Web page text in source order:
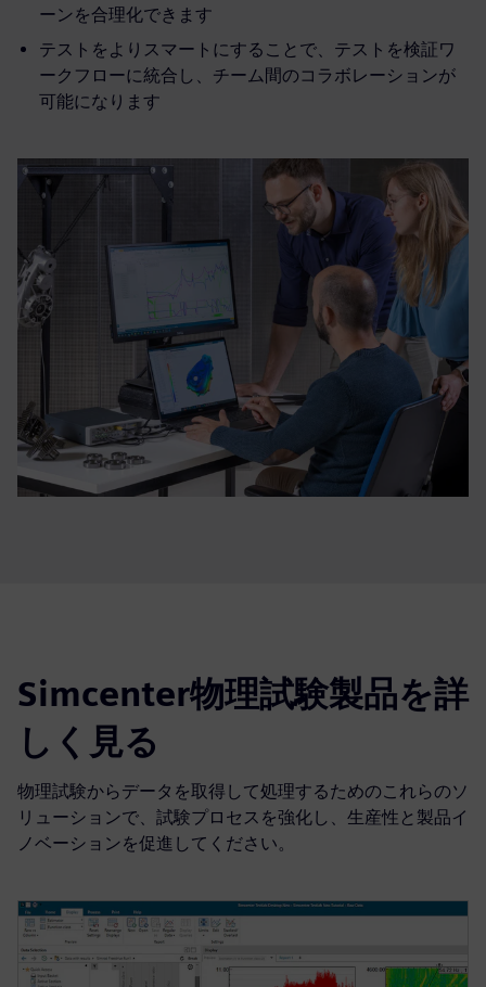
ーンを合理化できます
テストをよりスマートにすることで、テストを検証ワ
ークフローに統合し、チーム間のコラボレーションが
可能になります
Simcenter物理試験製品を詳
しく見る
物理試験からデータを取得して処理するためのこれらのソ
リューションで、試験プロセスを強化し、生産性と製品イ
ノベーションを促進してください。